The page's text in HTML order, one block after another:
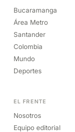
Bucaramanga
Área Metro
Santander
Colombia
Mundo
Deportes
EL FRENTE
Nosotros
Equipo editorial